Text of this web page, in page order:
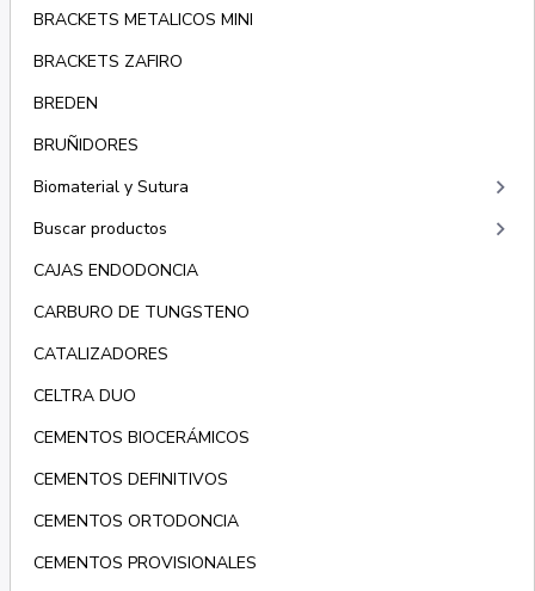
BRACKETS METALICOS MINI
BRACKETS ZAFIRO
BREDEN
BRUÑIDORES
Biomaterial y Sutura
keyboard_arrow_right
Buscar productos keyboard_arrow_right
CAJAS ENDODONCIA
CARBURO DE TUNGSTENO
CATALIZADORES
CELTRA DUO
CEMENTOS BIOCERÁMICOS
CEMENTOS DEFINITIVOS
CEMENTOS ORTODONCIA
CEMENTOS PROVISIONALES